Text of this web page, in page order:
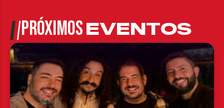
PRÓXIMOSEVENTOS